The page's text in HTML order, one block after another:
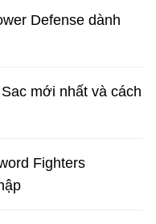
Defense dành
mới nhất và cách
Fighters